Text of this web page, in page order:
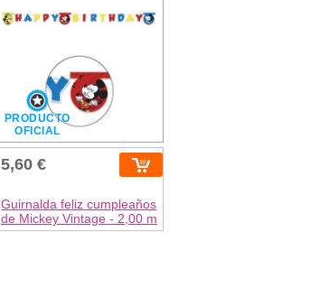
PRODUCTO
OFICIAL
5,60 €
Guirnalda feliz cumpleaños
de Mickey Vintage - 2,00 m